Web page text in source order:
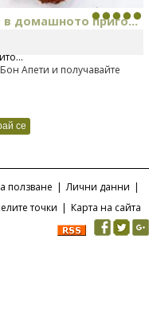
в домашното приго...
на изцяло нов
Апети и получавайте
ползване | Лични данни |
точки | Карта на сайта